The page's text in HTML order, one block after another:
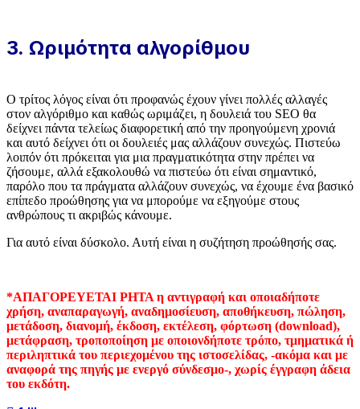
3. Ωριμότητα αλγορίθμου
Ο τρίτος λόγος είναι ότι προφανώς έχουν γίνει πολλές αλλαγές
στον αλγόριθμο και καθώς ωριμάζει, η δουλειά του SEO θα
δείχνει πάντα τελείως διαφορετική από την προηγούμενη χρονιά
και αυτό δείχνει ότι οι δουλειές μας αλλάζουν συνεχώς. Πιστεύω
λοιπόν ότι πρόκειται για μια πραγματικότητα στην πρέπει να
ζήσουμε, αλλά εξακολουθώ να πιστεύω ότι είναι σημαντικό,
παρόλο που τα πράγματα αλλάζουν συνεχώς, να έχουμε ένα βασικό
επίπεδο προώθησης για να μπορούμε να εξηγούμε στους
ανθρώπους τι ακριβώς κάνουμε.
Για αυτό είναι δύσκολο. Αυτή είναι η συζήτηση προώθησής σας.
*ΑΠΑΓΟΡΕΥΕΤΑΙ ΡΗΤΑ η αντιγραφή και οποιαδήποτε
χρήση, αναπαραγωγή, αναδημοσίευση, αποθήκευση, πώληση,
μετάδοση, διανομή, έκδοση, εκτέλεση, φόρτωση (download),
μετάφραση, τροποποίηση με οποιονδήποτε τρόπο, τμηματικά ή
περιληπτικά του περιεχομένου της ιστοσελίδας, -ακόμα και με
αναφορά της πηγής με ενεργό σύνδεσμο-, χωρίς έγγραφη άδεια
του εκδότη.